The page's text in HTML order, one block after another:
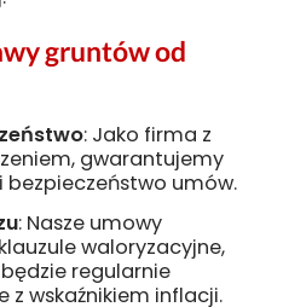
gruntów od
: Jako firma z
gwarantujemy
umów.
: Nasze umowy
waloryzacyjne,
regularnie
z wskaźnikiem inflacji.